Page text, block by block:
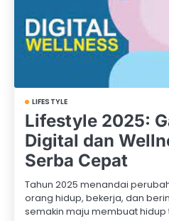
LIFESTYLE
Lifestyle 2025:
Digital dan
Serba Cepat
Tahun 2025 menandai
orang hidup, bekerja, dan
semakin maju membuat